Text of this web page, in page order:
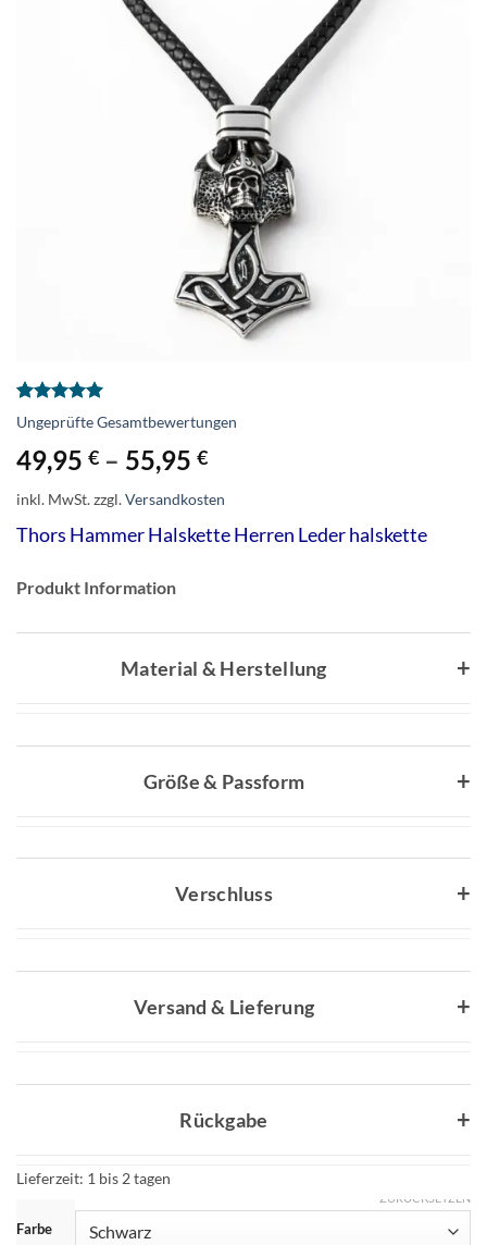
Bewertet
mit5von
5, basierend
auf
2
Ungeprüfte Gesamtbewertungen
49,95 € – 55,95 €
inkl. MwSt.zzgl.Versandkosten
Thors Hammer Halskette Herren Leder halskette
Produkt Information
Material & Herstellung
Größe & Passform
Verschluss
Versand & Lieferung
Rückgabe
Lieferzeit: 1 bis 2 tagen
Farbe
ZURÜCKSETZEN